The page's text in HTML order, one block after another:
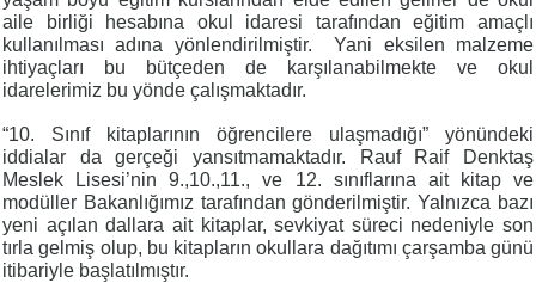
aile birliği hesabına okul idaresi tarafından eğitim amaçlı
kullanılması adına yönlendirilmiştir.
Yani eksilen malzeme
ihtiyaçları bu bütçeden de karşılanabilmekte ve okul
idarelerimiz bu yönde çalışmaktadır.
“10. Sınıf kitaplarının öğrencilere ulaşmadığı” yönündeki
iddialar da gerçeği yansıtmamaktadır. Rauf Raif Denktaş
Meslek Lisesi’nin 9.,10.,11., ve 12. sınıflarına ait kitap ve
modüller Bakanlığımız tarafından gönderilmiştir. Yalnızca bazı
yeni açılan dallara ait kitaplar, sevkiyat süreci nedeniyle son
tırla gelmiş olup, bu kitapların okullara dağıtımı çarşamba günü
itibariyle başlatılmıştır.